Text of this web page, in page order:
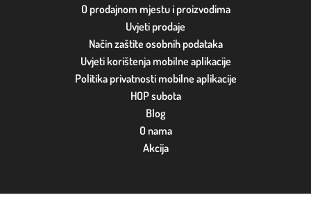
O prodajnom mjestu i proizvodima
Uvjeti prodaje
Način zaštite osobnih podataka
Uvjeti korištenja mobilne aplikacije
Politika privatnosti mobilne aplikacije
HOP subota
Blog
O nama
Akcija